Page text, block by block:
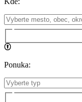
Ponuka: